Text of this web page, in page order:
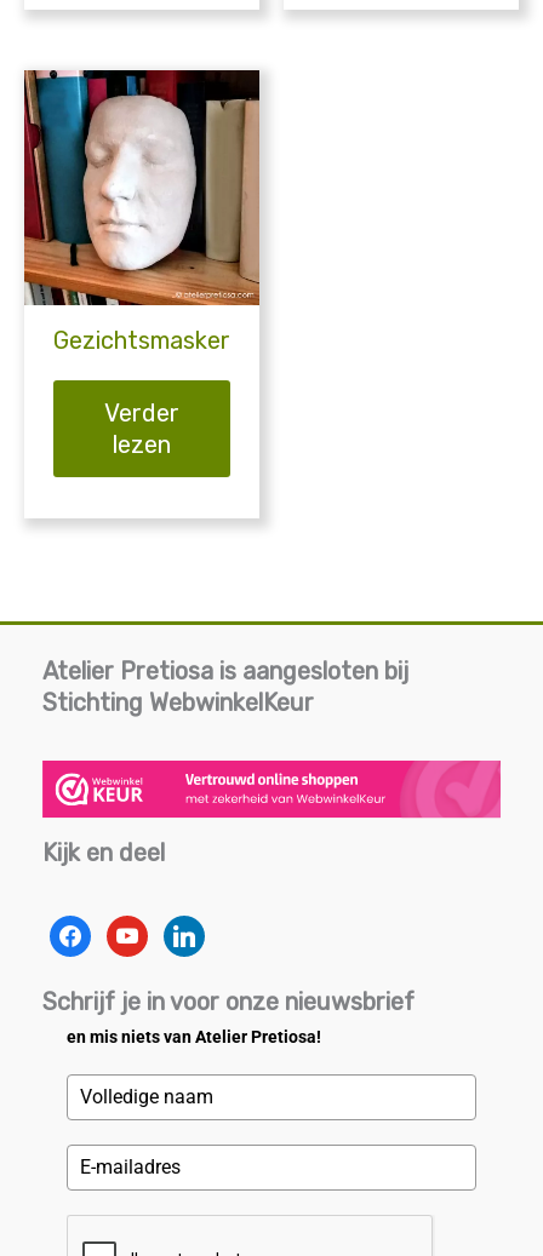
Gezichtsmasker
Verder
lezen
Atelier Pretiosa is aangesloten bij
Stichting WebwinkelKeur
Kijk en deel
facebookyoutubelinkedin
Schrijf je in voor onze nieuwsbrief
en mis niets van Atelier Pretiosa!